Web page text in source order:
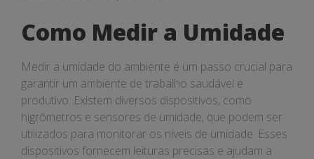
Como Medir a Umidade
Medir a umidade do ambiente é um passo crucial para
garantir um ambiente de trabalho saudável e
produtivo. Existem diversos dispositivos, como
higrômetros e sensores de umidade, que podem ser
utilizados para monitorar os níveis de umidade. Esses
dispositivos fornecem leituras precisas e ajudam a